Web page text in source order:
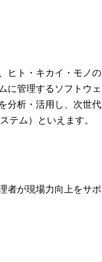
ヒト・キカイ・モノの
に管理するソフトウェ
分析・活用し、次世代
テム）といえます。
者が現場力向上をサポ